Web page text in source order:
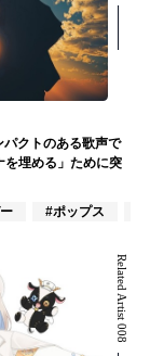
クトのある歌声で
を埋める」ために突
#ポップス
Related Artist 008